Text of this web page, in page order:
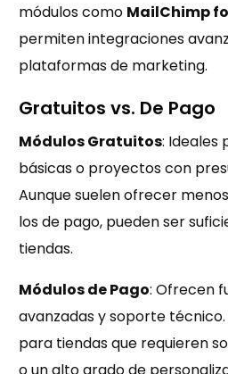
módulos como MailChimp
permiten integraciones
plataformas de marketing.
Gratuitos vs. De Pago
Módulos Gratuitos: Ideales
básicas o proyectos con
Aunque suelen ofrecer
los de pago, pueden ser
tiendas.
Módulos de Pago: Ofrecen
avanzadas y soporte
para tiendas que requieren
o un alto grado de